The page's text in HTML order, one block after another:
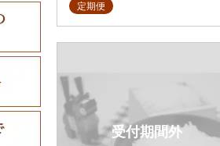
定期便
受付期間外